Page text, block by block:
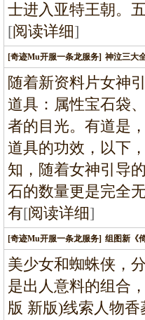
士进入亚特王朝。
[阅读详细]
[奇迹Mu开服一条龙服务] 神泣三大
随着新资料片女神
道具：属性宝石袋
者的目光。有道是
道具的功效，以下
知，随着女神引导
石的数量更是完全
有[阅读详细]
[奇迹Mu开服一条龙服务] 组图新《
美少女和蜘蛛侠，
是出人意料的组合
版 新版)线索人物